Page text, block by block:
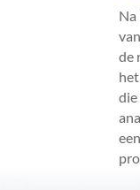
Na
de